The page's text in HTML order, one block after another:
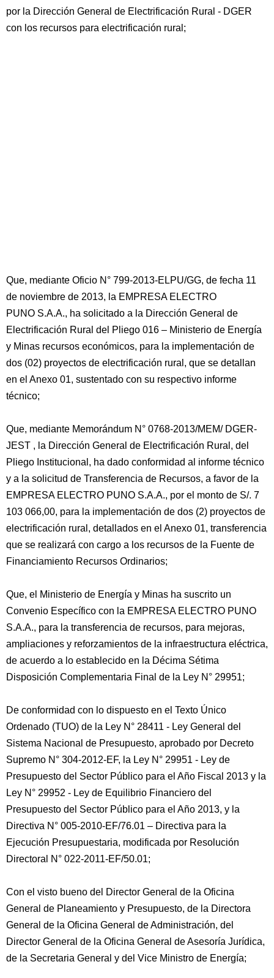
por la Dirección General de Electrificación Rural - DGER
con los recursos para electrificación rural;
Que, mediante Oficio N° 799-2013-ELPU/GG, de fecha 11
de noviembre de 2013, la EMPRESA ELECTRO
PUNO S.A.A., ha solicitado a la Dirección General de
Electrificación Rural del Pliego 016 – Ministerio de Energía
y Minas recursos económicos, para la implementación de
dos (02) proyectos de electrificación rural, que se detallan
en el Anexo 01, sustentado con su respectivo informe
técnico;
Que, mediante Memorándum N° 0768-2013/MEM/ DGER-
JEST , la Dirección General de Electrificación Rural, del
Pliego Institucional, ha dado conformidad al informe técnico
y a la solicitud de Transferencia de Recursos, a favor de la
EMPRESA ELECTRO PUNO S.A.A., por el monto de S/. 7
103 066,00, para la implementación de dos (2) proyectos de
electrificación rural, detallados en el Anexo 01, transferencia
que se realizará con cargo a los recursos de la Fuente de
Financiamiento Recursos Ordinarios;
Que, el Ministerio de Energía y Minas ha suscrito un
Convenio Específico con la EMPRESA ELECTRO PUNO
S.A.A., para la transferencia de recursos, para mejoras,
ampliaciones y reforzamientos de la infraestructura eléctrica,
de acuerdo a lo establecido en la Décima Sétima
Disposición Complementaria Final de la Ley N° 29951;
De conformidad con lo dispuesto en el Texto Único
Ordenado (TUO) de la Ley N° 28411 - Ley General del
Sistema Nacional de Presupuesto, aprobado por Decreto
Supremo N° 304-2012-EF, la Ley N° 29951 - Ley de
Presupuesto del Sector Público para el Año Fiscal 2013 y la
Ley N° 29952 - Ley de Equilibrio Financiero del
Presupuesto del Sector Público para el Año 2013, y la
Directiva N° 005-2010-EF/76.01 – Directiva para la
Ejecución Presupuestaria, modificada por Resolución
Directoral N° 022-2011-EF/50.01;
Con el visto bueno del Director General de la Oficina
General de Planeamiento y Presupuesto, de la Directora
General de la Oficina General de Administración, del
Director General de la Oficina General de Asesoría Jurídica,
de la Secretaria General y del Vice Ministro de Energía;